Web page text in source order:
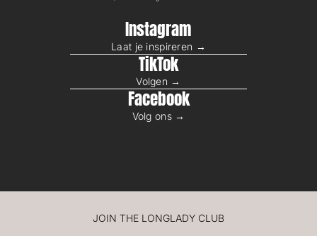
Instagram
Laat je inspireren →
TikTok
Volgen →
Facebook
Volg ons →
JOIN THE LONGLADY CLUB